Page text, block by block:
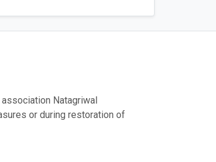
Natagriwal
or during restoration of